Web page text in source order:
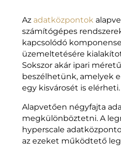
Az adatközpontok
számítógépes
kapcsolódó
üzemeltetésére
Sokszor akár ipari
beszélhetünk, amelyek
egy kisvárosét is elérheti.
Alapvetően négyfajta
megkülönböztetni. A
hyperscale
az ezeket működtető